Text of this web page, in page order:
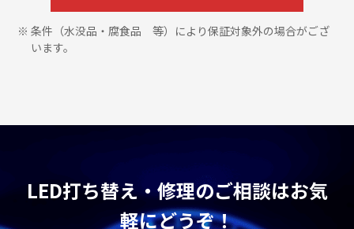
条件（水没品・腐食品 等）により保証対象外の場合がござ
います。
LED打ち替え・修理のご相談はお気
軽にどうぞ！